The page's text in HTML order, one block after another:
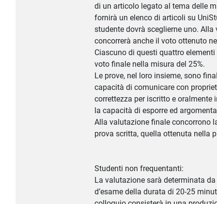
di un articolo legato al tema delle
fornirà un elenco di articoli su
studente dovrà sceglierne uno.
concorrerà anche il voto ottenuto
Ciascuno di questi quattro
voto finale nella misura del 25%.
Le prove, nel loro insieme, sono
capacità di comunicare con
correttezza per iscritto e oralmente
la capacità di esporre ed
Alla valutazione finale concorrono
prova scritta, quella ottenuta nella
Studenti non frequentanti:
La valutazione sarà determinata
d’esame della durata di 20-25